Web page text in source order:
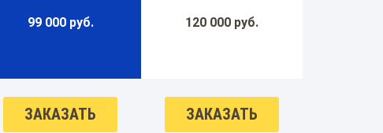
99 000 руб. 120 000 руб.
ЗАКАЗАТЬ ЗАКАЗАТЬ